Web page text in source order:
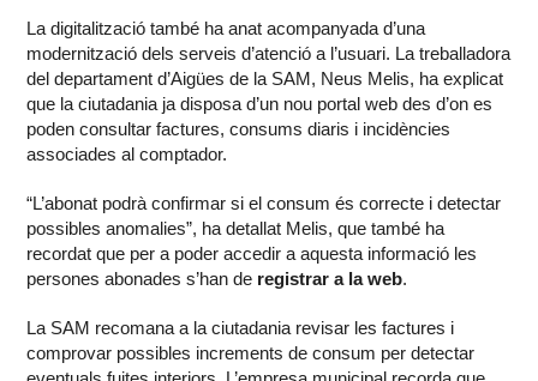
La digitalització també ha anat acompanyada d’una
modernització dels serveis d’atenció a l’usuari. La treballadora
del departament d’Aigües de la SAM, Neus Melis, ha explicat
que la ciutadania ja disposa d’un nou portal web des d’on es
poden consultar factures, consums diaris i incidències
associades al comptador.
“L’abonat podrà confirmar si el consum és correcte i detectar
possibles anomalies”, ha detallat Melis, que també ha
recordat que per a poder accedir a aquesta informació les
persones abonades s’han de registrar a la web.
La SAM recomana a la ciutadania revisar les factures i
comprovar possibles increments de consum per detectar